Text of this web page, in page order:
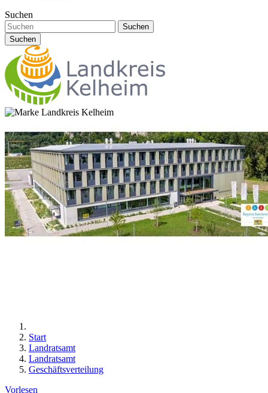
Suchen
Suchen
Suchen
Start
Landratsamt
Landratsamt
Geschäftsverteilung
Vorlesen